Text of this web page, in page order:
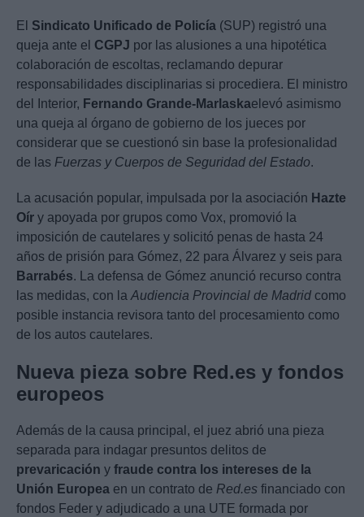
El Sindicato Unificado de Policía (SUP) registró una
queja ante el CGPJ por las alusiones a una hipotética
colaboración de escoltas, reclamando depurar
responsabilidades disciplinarias si procediera. El ministro
del Interior, Fernando Grande-Marlaskaelevó asimismo
una queja al órgano de gobierno de los jueces por
considerar que se cuestionó sin base la profesionalidad
de las Fuerzas y Cuerpos de Seguridad del Estado.
La acusación popular, impulsada por la asociación Hazte
Oír y apoyada por grupos como Vox, promovió la
imposición de cautelares y solicitó penas de hasta 24
años de prisión para Gómez, 22 para Álvarez y seis para
Barrabés. La defensa de Gómez anunció recurso contra
las medidas, con la Audiencia Provincial de Madrid como
posible instancia revisora tanto del procesamiento como
de los autos cautelares.
Nueva pieza sobre Red.es y fondos
europeos
Además de la causa principal, el juez abrió una pieza
separada para indagar presuntos delitos de
prevaricación y fraude contra los intereses de la
Unión Europea en un contrato de Red.es financiado con
fondos Feder y adjudicado a una UTE formada por